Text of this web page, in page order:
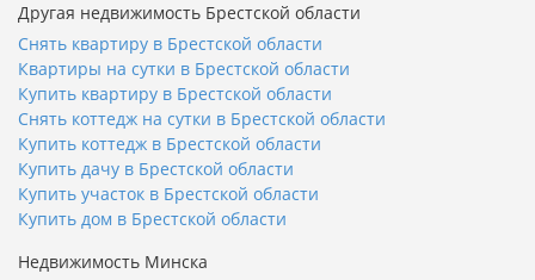
Другая недвижимость Брестской области
Снять квартиру в Брестской области
Квартиры на сутки в Брестской области
Купить квартиру в Брестской области
Снять коттедж на сутки в Брестской области
Купить коттедж в Брестской области
Купить дачу в Брестской области
Купить участок в Брестской области
Купить дом в Брестской области
Недвижимость Минска